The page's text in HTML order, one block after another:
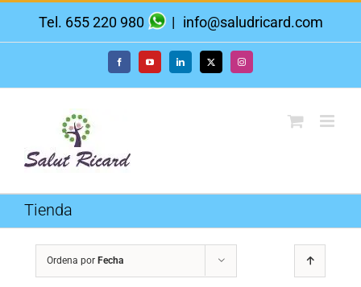
Tel. 655 220 980 | info@saludricard.com
FacebookYouTube LinkedIn X Instagram
Tienda
Ordena por Fecha